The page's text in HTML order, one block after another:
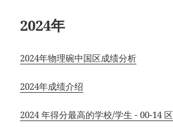
2024年
2024年物理碗中国区成绩分析
2024年成绩介绍
2024 年得分最高的学校/学生 - 00-14 区